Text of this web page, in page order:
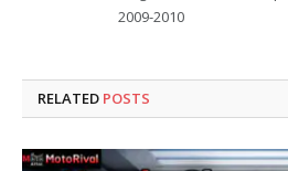
2009-2010
RELATED POSTS